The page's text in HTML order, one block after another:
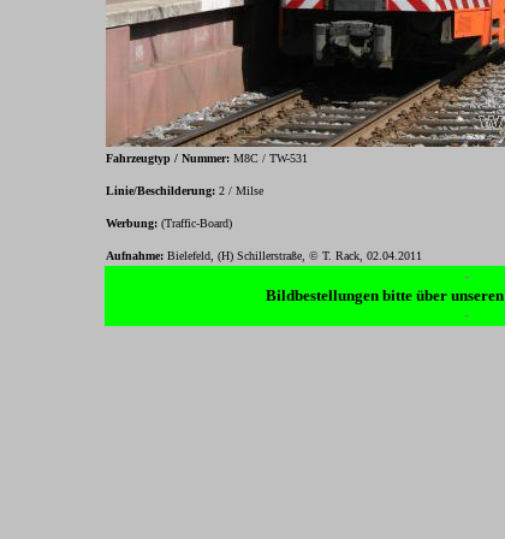
Fahrzeugtyp / Nummer: M8C / TW-531
Linie/Beschilderung: 2 / Milse
Werbung: (Traffic-Board)
Aufnahme: Bielefeld, (H) Schillerstraße , © T. Rack, 02.04.2011
-
Bildbestellungen bitte über unseren
-